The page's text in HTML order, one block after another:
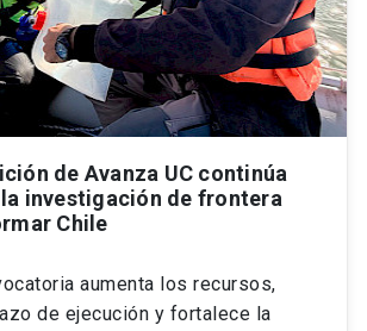
de Avanza UC continúa
investigación de frontera
Chile
aumenta los recursos,
de ejecución y fortalece la